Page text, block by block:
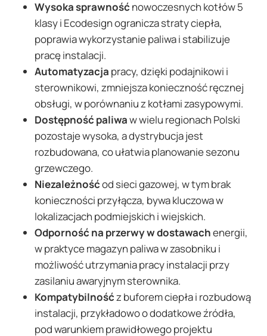
Wysoka sprawność nowoczesnych kotłów 5
klasy i Ecodesign ogranicza straty ciepła,
poprawia wykorzystanie paliwa i stabilizuje
pracę instalacji.
Automatyzacja pracy, dzięki podajnikowi i
sterownikowi, zmniejsza konieczność ręcznej
obsługi, w porównaniu z kotłami zasypowymi.
Dostępność paliwaw wielu regionach Polski
pozostaje wysoka, a dystrybucja jest
rozbudowana, co ułatwia planowanie sezonu
grzewczego.
Niezależnośćod sieci gazowej, w tym brak
konieczności przyłącza, bywa kluczowa w
lokalizacjach podmiejskich i wiejskich.
Odporność na przerwy w dostawachenergii,
w praktyce magazyn paliwa w zasobniku i
możliwość utrzymania pracy instalacji przy
zasilaniu awaryjnym sterownika.
Kompatybilnośćz buforem ciepła i rozbudową
instalacji, przykładowo o dodatkowe źródła,
pod warunkiem prawidłowego projektu